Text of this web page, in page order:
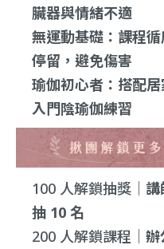
臟器與情緒不適
無運動基礎：課程
停留，避免傷害
瑜伽初心者：搭配
入門陰瑜伽練習
100 人解鎖抽獎｜ 講
抽 10 名
200 人解鎖課程｜ 辦